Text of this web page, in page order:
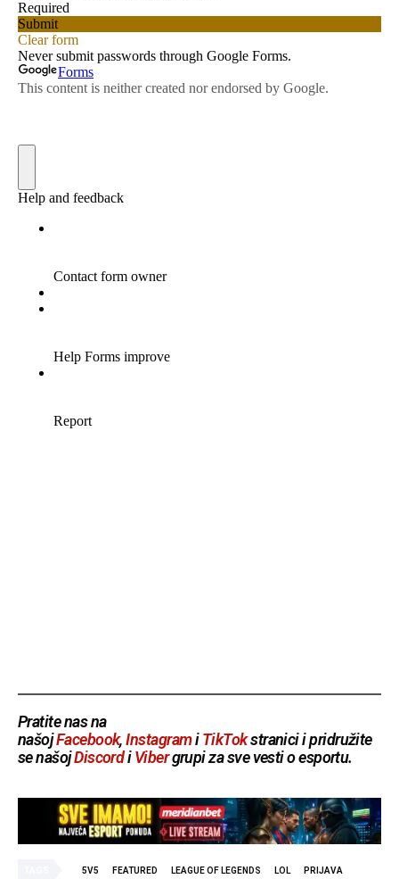
Pratite nas na
našojFacebook,InstagramiTikTokstranici i pridružite
se našojDiscordiVibergrupi za sve vesti o esportu.
5V5 FEATURED LEAGUE OF LEGENDS LOL PRIJAVA